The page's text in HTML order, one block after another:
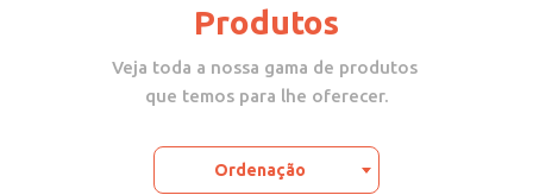
Produtos
Veja toda a nossa gama de produtos
que temos para lhe oferecer.
Ordenação